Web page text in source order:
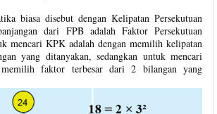
biasa disebut dengan Kelipatan Persekutuan
dari FPB adalah Faktor Persekutuan
mencari KPK adalah dengan memilih kelipatan
yang ditanyakan, sedangkan untuk mencari
faktor terbesar dari 2 bilangan yang